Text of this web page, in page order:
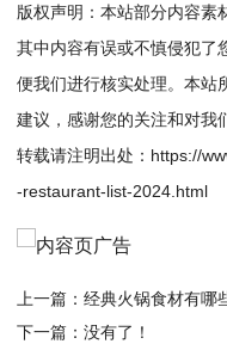
版权声明：本站部分内容素
其中内容有误或不慎侵犯了
便我们进行核实处理。本站
建议，感谢您的关注和对我
转载请注明出处： https://
-restaurant-list-2024.html
上一篇： 经典火锅食材有哪些推
下一篇：没有了！